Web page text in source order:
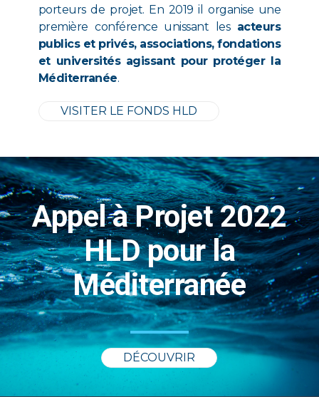
porteurs de projet. En 2019 il organise une
première conférence unissant les acteurs
publics et privés, associations, fondations
et universités agissant pour protéger la
Méditerranée.
VISITER LE FONDS HLD
Appel à Projet 2022
HLD pour la
Méditerranée
DÉCOUVRIR